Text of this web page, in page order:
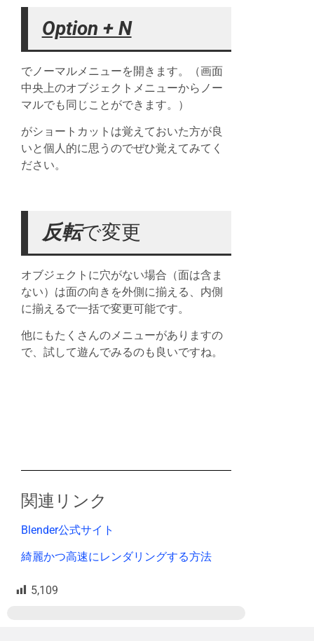
Option + N
でノーマルメニューを開きます。（画面
中央上のオブジェクトメニューからノー
マルでも同じことができます。）
がショートカットは覚えておいた方が良
いと個人的に思うのでぜひ覚えてみてく
ださい。
反転で変更
オブジェクトに穴がない場合（面は含ま
ない）は面の向きを外側に揃える、内側
に揃えるで一括で変更可能です。
他にもたくさんのメニューがありますの
で、試して遊んでみるのも良いですね。
関連リンク
Blender公式サイト
綺麗かつ高速にレンダリングする方法
5,109